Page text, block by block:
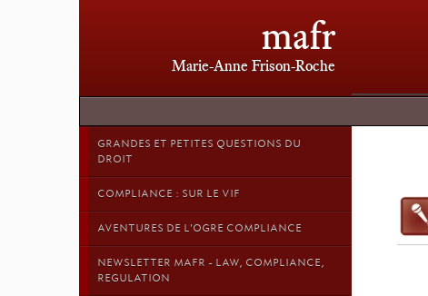
mafr
Marie-Anne Frison-Roche
GRANDES ET PETITES QUESTIONS DU
DROIT
COMPLIANCE : SUR LE VIF
AVENTURES DE L'OGRE COMPLIANCE
NEWSLETTER MAFR - LAW, COMPLIANCE,
REGULATION